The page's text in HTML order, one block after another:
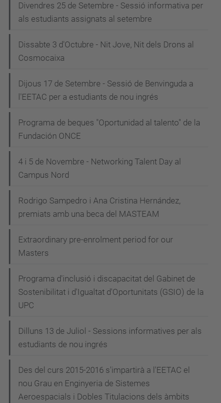
Divendres 25 de Setembre - Sessió informativa per
als estudiants assignats al setembre
Dissabte 3 d'Octubre - Nit Jove, Nit dels Drons al
Cosmocaixa
Dijous 17 de Setembre - Sessió de Benvinguda a
l'EETAC per a estudiants de nou ingrés
Programa de beques "Oportunidad al talento" de la
Fundación ONCE
4 i 5 de Novembre - Networking Talent Day al
Campus Nord
Rodrigo Sampedro i Ana Cristina Hernández,
premiats amb una beca del MASTEAM
Extraordinary pre-enrolment period for our
Masters
Programa d'inclusió i discapacitat del Gabinet de
Sostenibilitat i d'Igualtat d'Oportunitats (GSIO) de la
UPC
Dilluns 13 de Juliol - Sessions informatives per als
estudiants de nou ingrés
Des del curs 2015-2016 s'impartirà a l'EETAC el
nou Grau en Enginyeria de Sistemes
Aeroespacials i Dobles Titulacions dels àmbits